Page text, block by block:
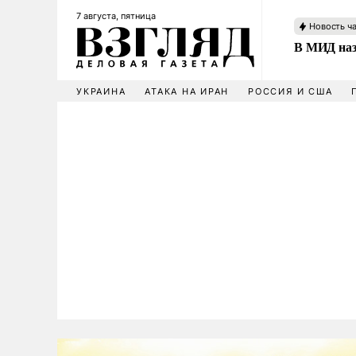
7 августа, пятница
Новость
В МИД
УКРАИНА АТАКА НА ИРАН РОССИЯ И США